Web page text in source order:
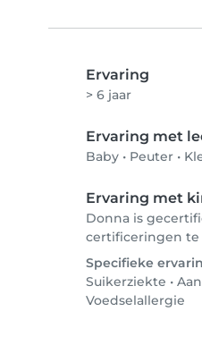
Ervaring
> 6 jaar
Ervaring met
Baby • Peuter •
Ervaring met
Donna is
certificeringen te
Specifieke
Suikerziekte •
Voedselallergie